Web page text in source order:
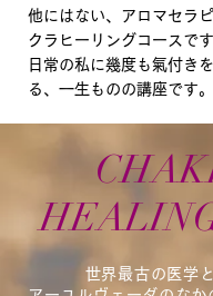
他にはない、アロマセラ
クラヒーリングコースです
日常の私に幾度も氣付き
る、一生ものの講座です。
世界最古の医学